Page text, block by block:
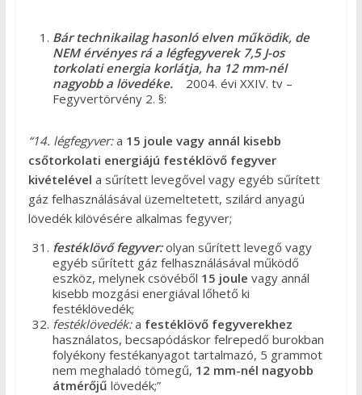
Bár technikailag hasonló elven működik, de
NEM érvényes rá a légfegyverek 7,5 J-os
torkolati energia korlátja, ha 12 mm-nél
nagyobb a lövedéke. 2004. évi XXIV. tv –
Fegyvertörvény 2. §:
“14. légfegyver:a 15 joule vagy annál kisebb
csőtorkolati energiájú festéklövő fegyver
kivételével a sűrített levegővel vagy egyéb sűrített
gáz felhasználásával üzemeltetett, szilárd anyagú
lövedék kilövésére alkalmas fegyver;
festéklövő fegyver: olyan sűrített levegő vagy
egyéb sűrített gáz felhasználásával működő
eszköz, melynek csövéből 15 joule vagy annál
kisebb mozgási energiával lőhető ki
festéklövedék;
festéklövedék:a festéklövő fegyverekhez
használatos, becsapódáskor felrepedő burokban
folyékony festékanyagot tartalmazó, 5 grammot
nem meghaladó tömegű, 12 mm-nél nagyobb
átmérőjű lövedék;”